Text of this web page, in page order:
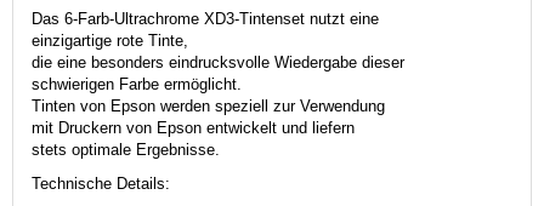
Das 6-Farb-Ultrachrome XD3-Tintenset nutzt eine
einzigartige rote Tinte,
die eine besonders eindrucksvolle Wiedergabe dieser
schwierigen Farbe ermöglicht.
Tinten von Epson werden speziell zur Verwendung
mit Druckern von Epson entwickelt und liefern
stets optimale Ergebnisse.
Technische Details: